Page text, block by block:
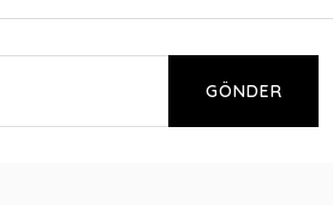
GÖNDER